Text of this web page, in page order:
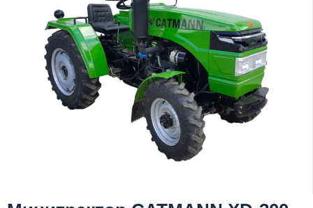
25,650 бел. руб
Имя:
Email:
Сообщить о поступлении
Ссылка*:
Я даю согласие на обработку персональных данных
Отправить